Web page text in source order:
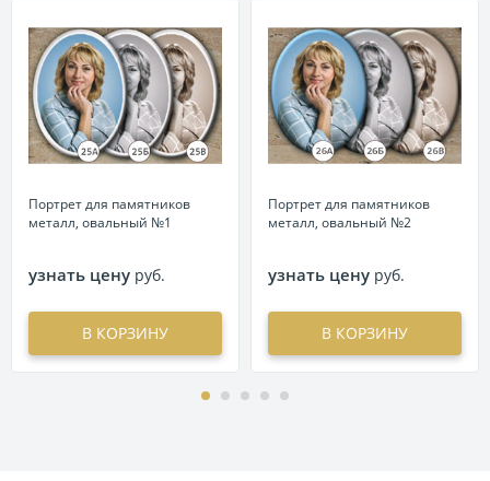
Портрет для памятников
металл, овальный №1
узнать цену руб.
В КОРЗИНУ
Портрет для памятников
металл, овальный №2
узнать цену руб.
В КОРЗИНУ